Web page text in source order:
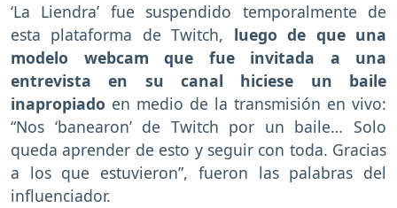
‘La Liendra’ fue suspendido temporalmente de
esta plataforma de Twitch, luego de que una
modelo webcam que fue invitada a una
entrevista en su canal hiciese un baile
inapropiado en medio de la transmisión en vivo:
“Nos ‘banearon’ de Twitch por un baile… Solo
queda aprender de esto y seguir con toda. Gracias
a los que estuvieron”, fueron las palabras del
influenciador.